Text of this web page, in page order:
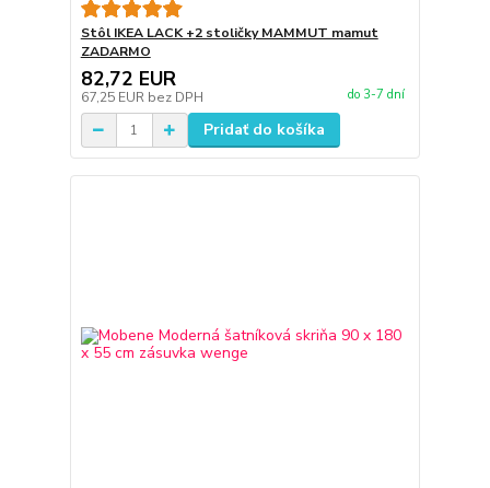
Stôl IKEA LACK +2 stoličky MAMMUT mamut
ZADARMO
82,72 EUR
67,25 EUR bez DPH do 3-7 dní
Pridať do košíka